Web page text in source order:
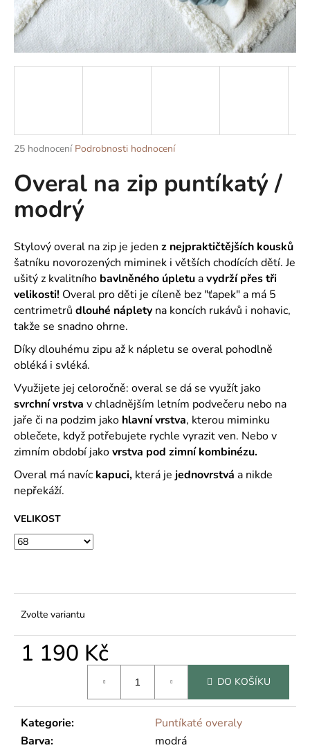
Průměrné
produktu
je
z
hvězdiček.
25 hodnocení Podrobnosti hodnocení
Overal na zip puntíkatý /
modrý
Stylový overal na zip je jeden z nejpraktičtějších kousků
šatníku novorozených miminek i větších chodících dětí. Je
ušitý z kvalitního bavlněného úpletuavydrží přes tři
velikosti! Overal pro děti je cíleně bez "ťapek" a má 5
centrimetrů dlouhé náplety na koncích rukávů i nohavic,
takže se snadno ohrne.
Díky dlouhému zipu až k nápletu se overal pohodlně
obléká i svléká.
Využijete jej celoročně: overal se dá se využít jako
svrchní vrstva v chladnějším letním podvečeru nebo na
jaře či na podzim jako hlavní vrstva, kterou miminku
oblečete, když potřebujete rychle vyrazit ven. Nebo v
zimním období jakovrstva pod zimní kombinézu.
Overal má navíc kapuci, která je jednovrstvá a nikde
nepřekáží.
VELIKOST
Zvolte variantu
1 190 Kč
DO KOŠÍKU
Kategorie:
Puntíkaté overaly
Barva:
modrá
a
j
í
t
D
p
o
r
u
č
u
j
e
m
e